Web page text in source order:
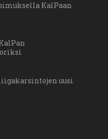
KalPaan
uusi